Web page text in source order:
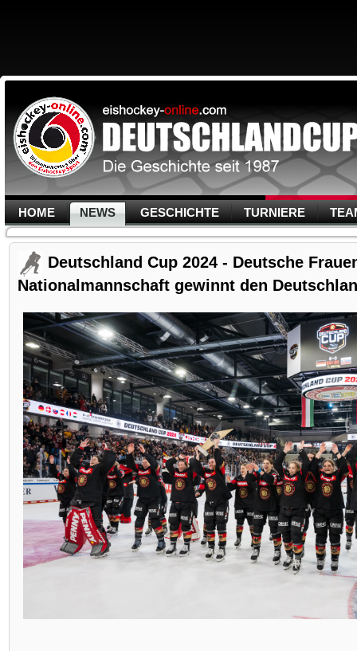
HOME NEWS GESCHICHTE TURNIERE
Deutschland Cup 2024 - Deutsche
Nationalmannschaft gewinnt den